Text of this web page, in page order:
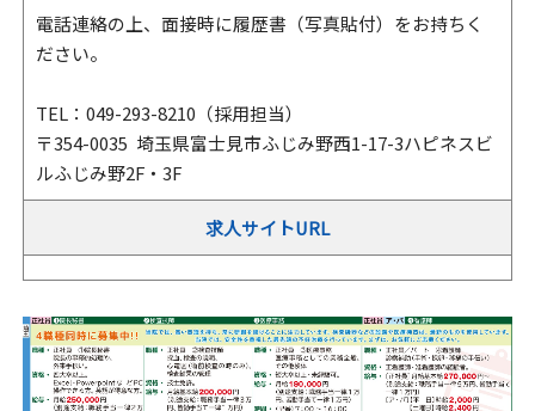
電話連絡の上、面接時に履歴書（写真貼付）をお持ちく
ださい。
TEL：049-293-8210（採用担当）
〒354-0035 埼玉県富士見市ふじみ野西1-17-3ハピネスビ
ルふじみ野2F・3F
求人サイトURL